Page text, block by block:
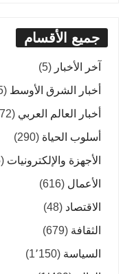
جميع الأقسام
آخر الأخبار (5)
أخبار الشرق الأوسط (375)
أخبار العالم العربي (172)
أسلوب الحياة (290)
الأجهزة والإلكترونيات (795)
الأعمال (616)
الاقتصاد (48)
الثقافة (679)
السياسة (1٬150)